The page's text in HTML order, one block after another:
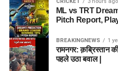
ML vs TRT
Pitch Report,
BREAKINGNEWS 1
रामनगर: क़ब्रिस्तान
पहले उठा बवाल |